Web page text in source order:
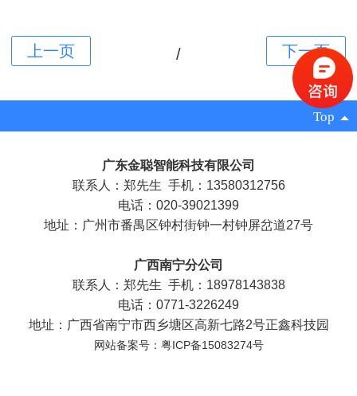
/
Top
广东金聪智能科技有限公司
联系人：郑先生 手机：13580312756
电话：020-39021399
地址：广州市番禺区钟村街钟一村钟屏岔道27号
广西南宁分公司
联系人：郑先生 手机：18978143838
电话：0771-3226249
地址：广西省南宁市西乡塘区高新七路2号正鑫科技园
网站备案号：粤ICP备15083274号